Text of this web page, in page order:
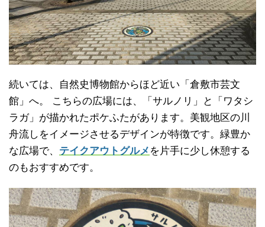
続いては、自然史博物館からほど近い「倉敷市芸文
館」へ。 こちらの広場には、「サルノリ」と「ワタシ
ラガ」が描かれたポケふたがあります。美観地区の川
舟流しをイメージさせるデザインが特徴です。緑豊か
な広場で、 テイクアウトグルメ を片手に少し休憩する
のもおすすめです。